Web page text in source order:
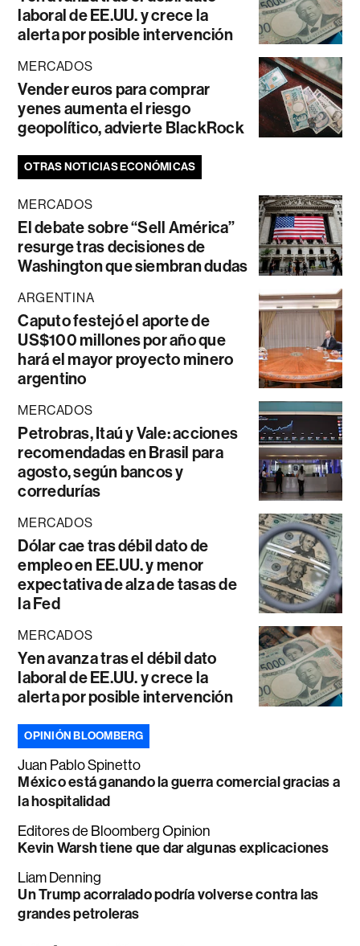
laboral de EE.UU. y crece la
alerta por posible intervención
MERCADOS
Vender euros para comprar
yenes aumenta el riesgo
geopolítico, advierte BlackRock
OTRAS NOTICIAS ECONÓMICAS
MERCADOS
El debate sobre “Sell América”
resurge tras decisiones de
Washington que siembran dudas
ARGENTINA
Caputo festejó el aporte de
US$100 millones por año que
hará el mayor proyecto minero
argentino
MERCADOS
Petrobras, Itaú y Vale: acciones
recomendadas en Brasil para
agosto, según bancos y
corredurías
MERCADOS
Dólar cae tras débil dato de
empleo en EE.UU. y menor
expectativa de alza de tasas de
la Fed
MERCADOS
Yen avanza tras el débil dato
laboral de EE.UU. y crece la
alerta por posible intervención
OPINIÓN BLOOMBERG
Juan Pablo Spinetto
México está ganando la guerra comercial gracias a
la hospitalidad
Editores de Bloomberg Opinion
Kevin Warsh tiene que dar algunas explicaciones
Liam Denning
Un Trump acorralado podría volverse contra las
grandes petroleras